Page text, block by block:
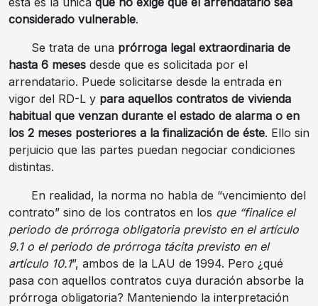
considerado vulnerable.
Se trata de una prórroga legal extraordinaria de
hasta 6 meses desde que es solicitada por el
arrendatario. Puede solicitarse desde la entrada en
vigor del RD-L y para aquellos contratos de vivienda
habitual que venzan durante el estado de alarma o en
los 2 meses posteriores a la finalización de éste. Ello sin
perjuicio que las partes puedan negociar condiciones
distintas.
En realidad, la norma no habla de “vencimiento del
contrato” sino de los contratos en los que “finalice el
periodo de prórroga obligatoria previsto en el artículo
9.1 o el periodo de prórroga tácita previsto en el
artículo 10.1”, ambos de la LAU de 1994. Pero ¿qué
pasa con aquellos contratos cuya duración absorbe la
prórroga obligatoria? Manteniendo la interpretación